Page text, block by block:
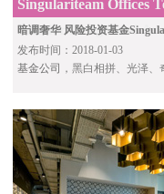
Singulariteam Offices
Interior Design and
暗调奢华 风险投资基金
发布时间：2018-01-03
基金公司 ，黑白相拼、光泽